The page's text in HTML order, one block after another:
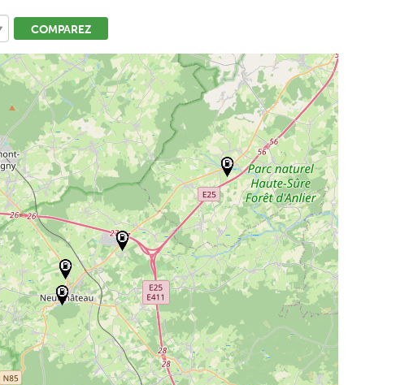
COMPAREZ